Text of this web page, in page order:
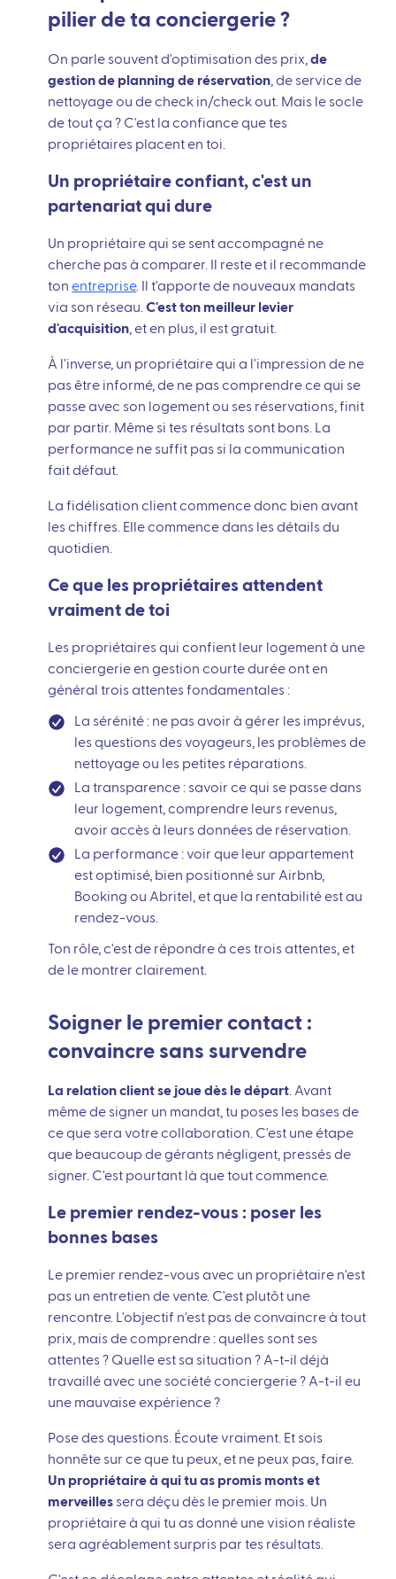
pilier de ta conciergerie ?
On parle souvent d'optimisation des prix,de
gestion de planning de réservation , de service de
nettoyage ou de check in/check out. Mais le socle
de tout ça ? C'est la confiance que tes
propriétaires placent en toi.
Un propriétaire confiant, c'est un
partenariat qui dure
Un propriétaire qui se sent accompagné ne
cherche pas à comparer. Il reste et il recommande
tonentreprise. Il t'apporte de nouveaux mandats
via son réseau.C'est ton meilleur levier
d'acquisition , et en plus, il est gratuit.
À l'inverse, un propriétaire qui a l'impression de ne
pas être informé, de ne pas comprendre ce qui se
passe avec son logement ou ses réservations, finit
par partir. Même si tes résultats sont bons. La
performance ne suffit pas si la communication
fait défaut.
La fidélisation client commence donc bien avant
les chiffres. Elle commence dans les détails du
quotidien.
Ce que les propriétaires attendent
vraiment de toi
Les propriétaires qui confient leur logement à une
conciergerie en gestion courte durée ont en
général trois attentes fondamentales :
La sérénité : ne pas avoir à gérer les imprévus,
les questions des voyageurs, les problèmes de
nettoyage ou les petites réparations.
La transparence : savoir ce qui se passe dans
leur logement, comprendre leurs revenus,
avoir accès à leurs données de réservation.
La performance : voir que leur appartement
est optimisé, bien positionné sur Airbnb,
Booking ou Abritel, et que la rentabilité est au
rendez-vous.
Ton rôle, c'est de répondre à ces trois attentes, et
de le montrer clairement.
Soigner le premier contact :
convaincre sans survendre
La relation client se joue dès le départ. Avant
même de signer un mandat, tu poses les bases de
ce que sera votre collaboration. C'est une étape
que beaucoup de gérants négligent, pressés de
signer. C'est pourtant là que tout commence.
Le premier rendez-vous : poser les
bonnes bases
Le premier rendez-vous avec un propriétaire n'est
pas un entretien de vente. C'est plutôt une
rencontre. L'objectif n'est pas de convaincre à tout
prix, mais de comprendre : quelles sont ses
attentes ? Quelle est sa situation ? A-t-il déjà
travaillé avec une société conciergerie ? A-t-il eu
une mauvaise expérience ?
Pose des questions. Écoute vraiment. Et sois
honnête sur ce que tu peux, et ne peux pas, faire.
Un propriétaire à qui tu as promis monts et
merveilles sera déçu dès le premier mois. Un
propriétaire à qui tu as donné une vision réaliste
sera agréablement surpris par tes résultats.